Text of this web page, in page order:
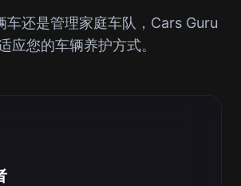
车还是管理家庭车队，Cars Guru
应您的车辆养护方式。